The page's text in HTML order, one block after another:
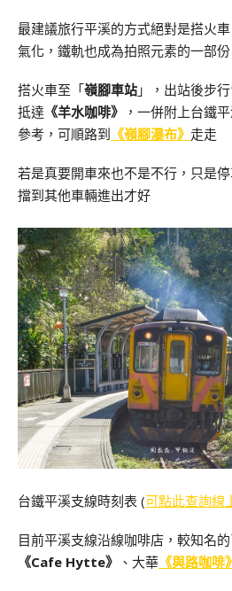
最建議旅行平溪的方式絕對是搭火
氣化，鐵軌也成為拍照元素的一部份
搭火車至「嶺腳車站 」，出站後步
抵達 《羊水咖啡》
，一併附上台鐵
參考，可順路到 《嶺腳瀑布》 走走
若是真要開車來也不是不行，只是
擋到其他車輛進出才好
台鐵平溪支線時刻表 (可點此查詢線
目前平溪支線沿線咖啡店，較知名
《Cafe Hytte》 、大華 《與路咖啡》